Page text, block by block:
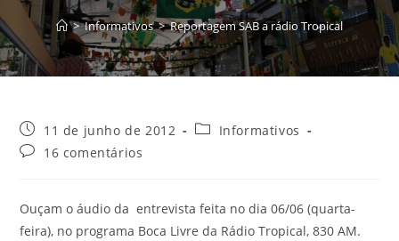
> Informativos > Reportagem SAB a rádio Tropical
11 de junho de 2012
Informativos
16 comentários
Ouçam o áudio da entrevista feita no dia 06/06 (quarta-
feira), no programa Boca Livre da Rádio Tropical, 830 AM.